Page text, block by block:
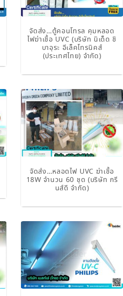
จัดส่ง…ตู้คอนโทรล คุมหลอด
ไฟฆ่าเชื้อ UVC (บริษัท นิเด็ด ชิ
บาอุระ อีเล็คโทรนิคส์
(ประเทศไทย) จำกัด)
จัดส่ง…หลอดไฟ UVC ฆ่าเชื้อ
18W จำนวน 60 ชุด (บริษัท กรี
นส์ดี จำกัด)